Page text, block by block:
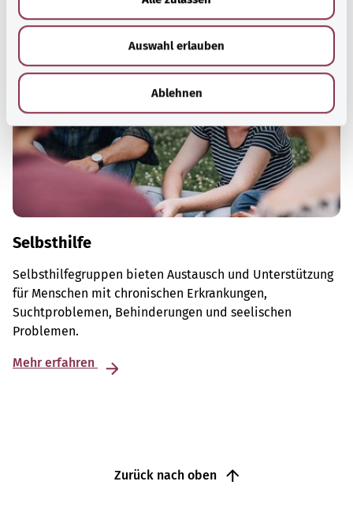
Auswahl erlauben
Ablehnen
Selbsthilfe
Selbsthilfegruppen bieten Austausch und Unterstützung
für Menschen mit chronischen Erkrankungen,
Suchtproblemen, Behinderungen und seelischen
Problemen.
Mehr erfahren
Zurück nach oben